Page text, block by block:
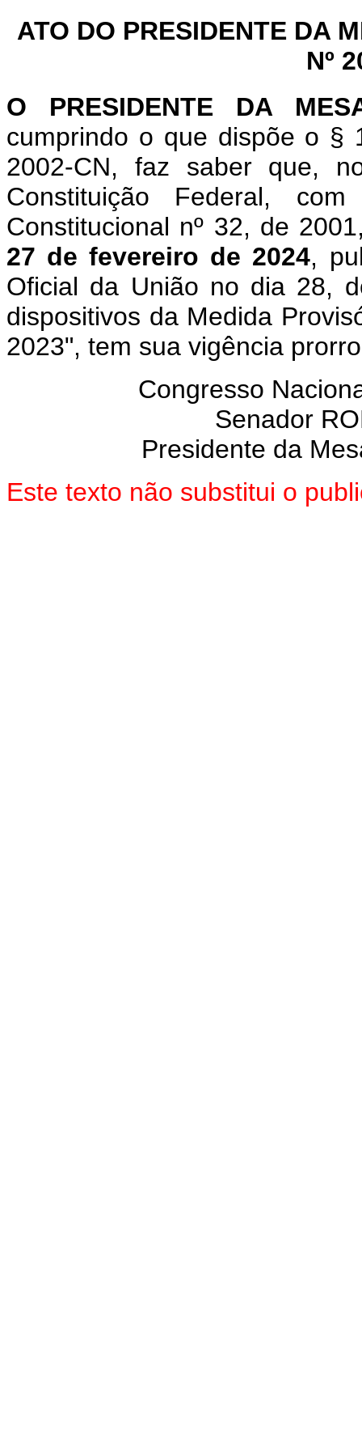
ATO DO PRESIDENTE DA
Nº
O PRESIDENTE DA
cumprindo o que dispõe o §
2002-CN, faz saber que,
Constituição Federal,
Constitucional nº 32, de
27 de fevereiro de 2024,
Oficial da União no dia 28,
dispositivos da Medida
2023", tem sua vigência
Congresso
Senador
Presidente da
Este texto não substitui o